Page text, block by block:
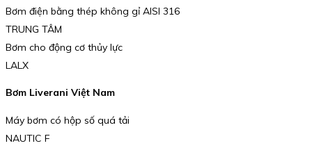
Bơm điện bằng thép không gỉ AISI 316
TRUNG TÂM
Bơm cho động cơ thủy lực
LALX
Bơm Liverani Việt Nam
Máy bơm có hộp số quá tải
NAUTIC F